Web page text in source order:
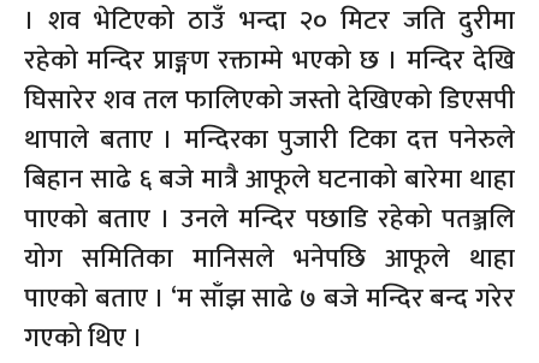
। शव भेटिएको ठाउँ भन्दा २० मिटर जति दुरीमा
रहेको मन्दिर प्राङ्गण रक्ताम्मे भएको छ । मन्दिर देखि
घिसारेर शव तल फालिएको जस्तो देखिएको डिएसपी
थापाले बताए । मन्दिरका पुजारी टिका दत्त पनेरुले
बिहान साढे ६ बजे मात्रै आफूले घटनाको बारेमा थाहा
पाएको बताए । उनले मन्दिर पछाडि रहेको पतञ्जलि
योग समितिका मानिसले भनेपछि आफूले थाहा
पाएको बताए । ‘म साँझ साढे ७ बजे मन्दिर बन्द गरेर
गएको थिए ।